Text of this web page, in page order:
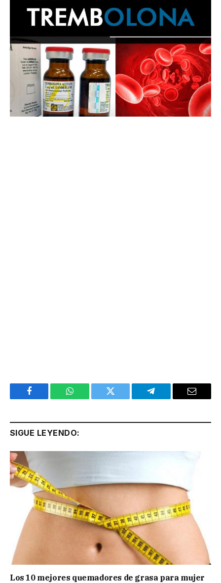
Facebook WhatsApp Twitter Telegram Email
SIGUE LEYENDO:
Los 10 mejores quemadores de grasa para mujer